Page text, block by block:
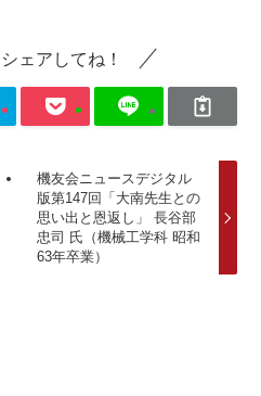
ェアしてね！
機友会ニュースデジタル
版第147回「大南先生との
思い出と恩返し」 長谷部
忠司 氏（機械工学科 昭和
63年卒業）